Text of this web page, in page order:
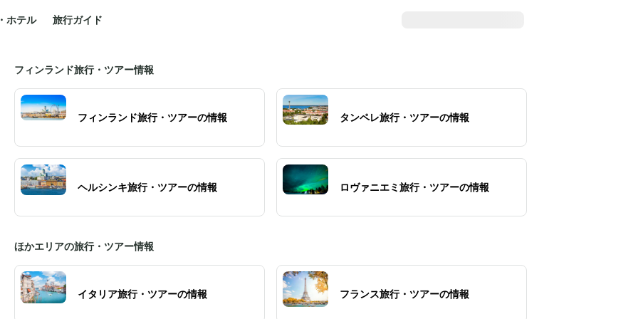
ホテル 旅行ガイド
フィンランド旅行・ツアー情報
フィンランド旅行・ツアーの情報 タンペレ旅行・ツアーの情報
ヘルシンキ旅行・ツアーの情報 ロヴァニエミ旅行・ツアーの情報
ほかエリアの旅行・ツアー情報
イタリア旅行・ツアーの情報 フランス旅行・ツアーの情報